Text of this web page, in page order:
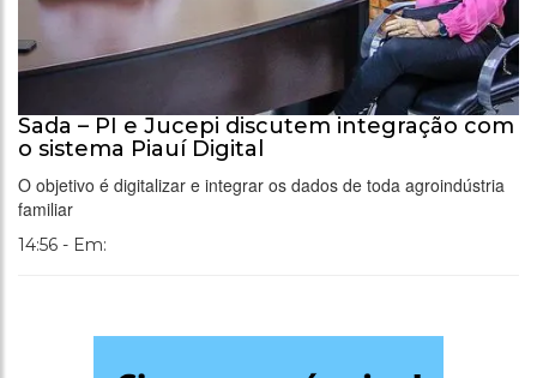
Sada – PI e Jucepi discutem integração com
o sistema Piauí Digital
O objetivo é digitalizar e integrar os dados de toda agroindústria
familiar
14:56 - Em: